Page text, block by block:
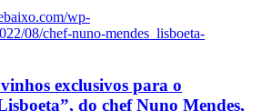
wp-
08/chef-nuno-mendes_lisboeta-
exclusivos para o
do chef Nuno Mendes,